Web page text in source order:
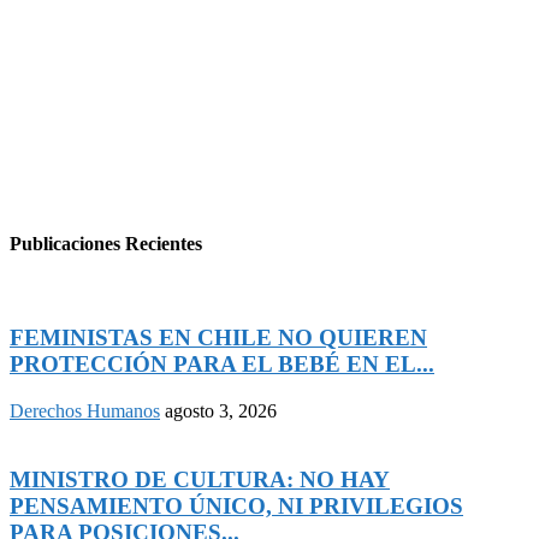
Publicaciones Recientes
FEMINISTAS EN CHILE NO QUIEREN
PROTECCIÓN PARA EL BEBÉ EN EL...
Derechos Humanos agosto 3, 2026
MINISTRO DE CULTURA: NO HAY
PENSAMIENTO ÚNICO, NI PRIVILEGIOS
PARA POSICIONES...